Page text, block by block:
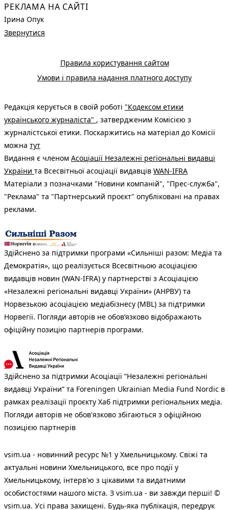
РЕКЛАМА НА САЙТІ
Ірина Опук
Звернутися
Правила користування сайтом
Умови і правила надання платного доступу
Редакція керується в своїй роботі "Кодексом етики
українського журналіста" , затвердженим Комісією з
журналістської етики. Поскаржитись на матеріал до Комісії
можна тут
Видання є членом Асоціації Незалежні регіональні видавці
України та Всесвітньої асоціації видавців WAN-IFRA
Матеріали з позначками "Новини компаній", "Прес-служба",
"Реклама" та "Партнерський проєкт" опубліковані на правах
реклами.
Здійснено за підтримки програми «Сильніші разом: Медіа та
Демократія», що реалізується Всесвітньою асоціацією
видавців новин (WAN-IFRA) у партнерстві з Асоціацією
«Незалежні регіональні видавці України» (АНРВУ) та
Норвезькою асоціацією медіабізнесу (MBL) за підтримки
Норвегії. Погляди авторів не обов’язково відображають
офіційну позицію партнерів програми.
Здійснено за підтримки Асоціації “Незалежні регіональні
видавці України” та Foreningen Ukrainian Media Fund Nordic в
рамках реалізації проєкту Хаб підтримки регіональних медіа.
Погляди авторів не обов'язково збігаються з офіційною
позицією партнерів
vsim.ua - новинний ресурс №1 у Хмельницькому. Свіжі та
актуальні новини Хмельницького, все про події у
Хмельницькому, інтерв'ю з цікавими та видатними
особистостями нашого міста. З vsim.ua - ви завжди перші! ©
vsim.ua. Усі права захищені. Будь-яка публiкацiя, передрук